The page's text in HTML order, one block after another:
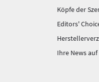
Köpfe der
Editors'
Ihre News